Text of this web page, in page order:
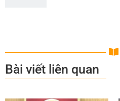
Bài viết liên quan